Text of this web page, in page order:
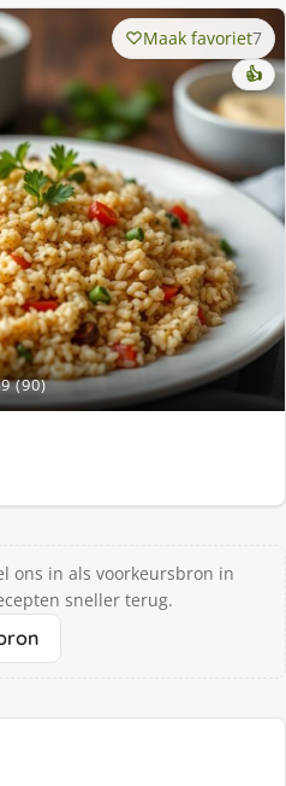
(90)
Maak favoriet7
👍
ons in als voorkeursbron in
sneller terug.